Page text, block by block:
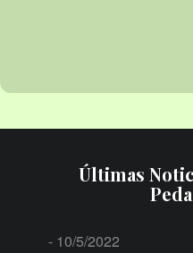
Últimas
- 10/5/2022